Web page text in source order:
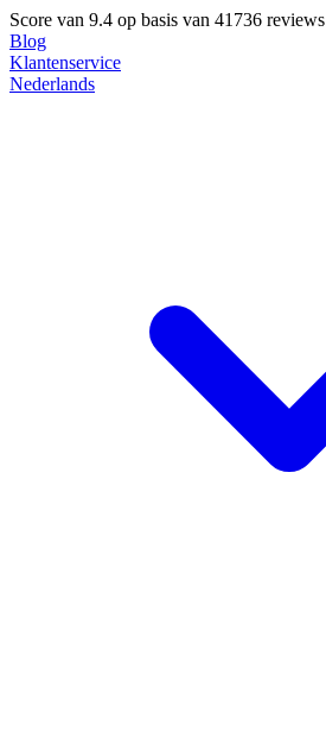
Score van 9.4 op basis van 41736 reviews
Blog
Klantenservice
Nederlands